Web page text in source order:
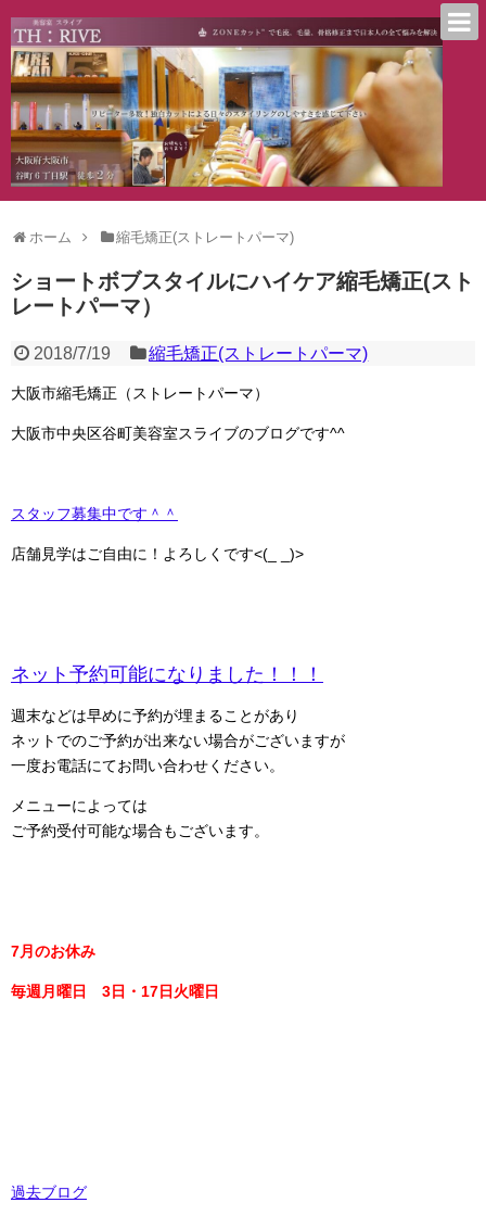
ホーム 縮毛矯正(ストレートパーマ)
ショートボブスタイルにハイケア縮毛矯正(スト
レートパーマ）
2018/7/19 縮毛矯正(ストレートパーマ)
大阪市縮毛矯正（ストレートパーマ）
大阪市中央区谷町美容室スライブのブログです^^
スタッフ募集中です＾＾
店舗見学はご自由に！よろしくです<(_ _)>
ネット予約可能になりました！！！
週末などは早めに予約が埋まることがあり
ネットでのご予約が出来ない場合がございますが
一度お電話にてお問い合わせください。
メニューによっては
ご予約受付可能な場合もございます。
7月のお休み
毎週月曜日 3日・17日火曜日
過去ブログ